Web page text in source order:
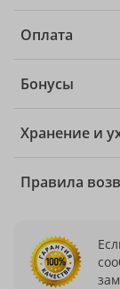
Оплата
Бонусы
Хранение и
Правила